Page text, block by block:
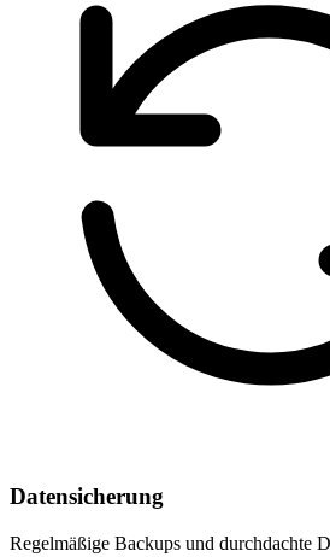
Datensicherung
Regelmäßige Backups und durchdachte